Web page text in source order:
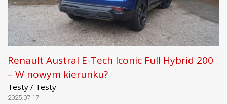
Renault Austral E-Tech Iconic Full Hybrid 200
– W nowym kierunku?
Testy / Testy
2025.07.17